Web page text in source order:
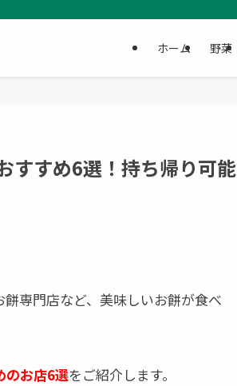
ホーム 野菜
すすめ6選！持ち帰り可能
専門店など、美味しいお餅が食べ
のお店6選をご紹介します。